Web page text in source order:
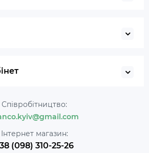
Співробітництво:
Інтернет магазин:
(098) 310-25-26